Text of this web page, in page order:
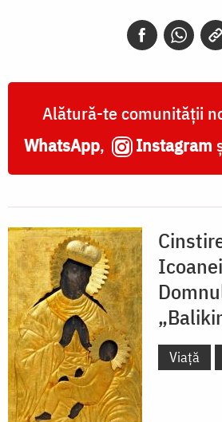
Alătură-te comunității
WhatsApp, Instagram
Viață